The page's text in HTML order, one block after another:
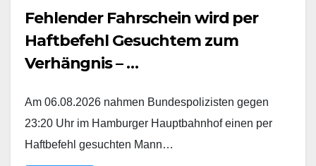
Fehlender Fahrschein wird per
Haftbefehl Gesuchtem zum
Verhängnis – …
Am 06.08.2026 nahmen Bundespolizisten gegen
23:20 Uhr im Hamburger Hauptbahnhof einen per
Haftbefehl gesuchten Mann…